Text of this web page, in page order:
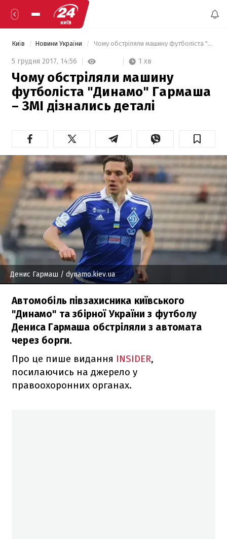
Київ Новини України Чому обстріляли машину футболіста "Динамо" Гармаша –  ЗМІ дізнались деталі
5 грудня 2017, 14:56 1 хв
Чому обстріляли машину
футболіста "Динамо" Гармаша
– ЗМІ дізнались деталі
Денис Гармаш / dynamo.kiev.ua
Автомобіль півзахисника київського
"Динамо" та збірної України з футболу
Дениса Гармаша обстріляли з автомата
через борги.
Про це пише видання INSIDER,
посилаючись на джерело у
правоохоронних органах.